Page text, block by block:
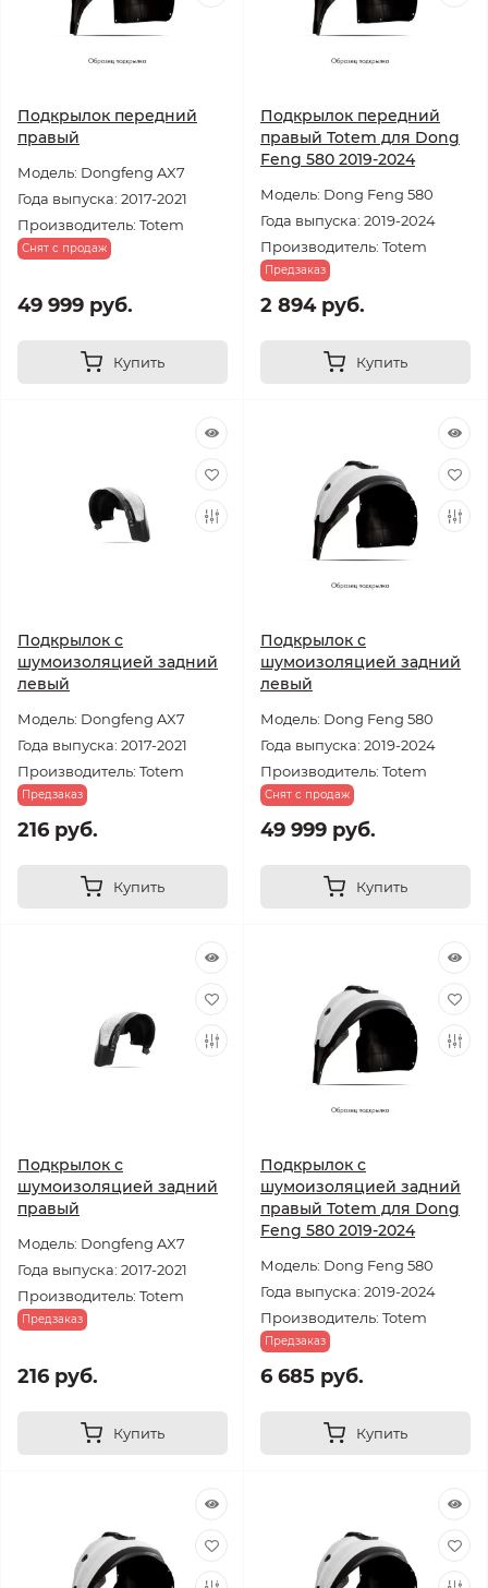
Подкрылок передний
правый
Модель: Dongfeng AX7
Года выпуска: 2017-2021
Производитель: Totem
Снят с продаж
49 999 руб.
Купить
Подкрылок передний
правый Totem для Dong
Feng 580 2019-2024
Модель: Dong Feng 580
Года выпуска: 2019-2024
Производитель: Totem
Предзаказ
2 894 руб.
Купить
Подкрылок с
шумоизоляцией задний
левый
Модель: Dongfeng AX7
Года выпуска: 2017-2021
Производитель: Totem
Предзаказ
216 руб.
Купить
Подкрылок с
шумоизоляцией задний
левый
Модель: Dong Feng 580
Года выпуска: 2019-2024
Производитель: Totem
Снят с продаж
49 999 руб.
Купить
Подкрылок с
шумоизоляцией задний
правый
Модель: Dongfeng AX7
Года выпуска: 2017-2021
Производитель: Totem
Предзаказ
216 руб.
Купить
Подкрылок с
шумоизоляцией задний
правый Totem для Dong
Feng 580 2019-2024
Модель: Dong Feng 580
Года выпуска: 2019-2024
Производитель: Totem
Предзаказ
6 685 руб.
Купить